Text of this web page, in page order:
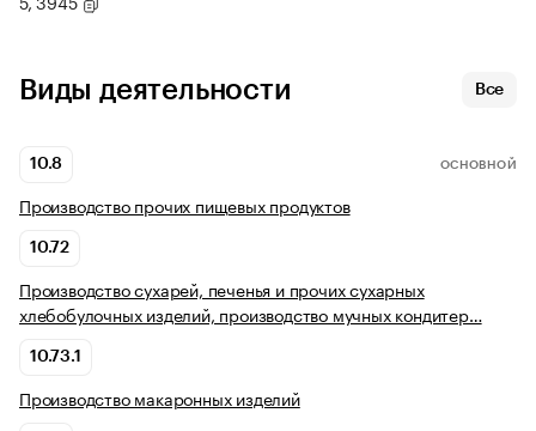
Виды деятельности Все
10.8 ОСНОВНОЙ
Производство прочих пищевых продуктов
10.72
Производство сухарей, печенья и прочих сухарных
хлебобулочных изделий, производство мучных кондитер…
10.73.1
Производство макаронных изделий